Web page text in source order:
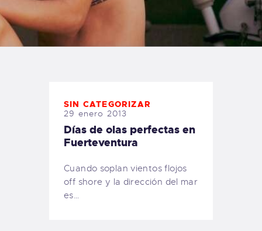
TIENDA FAMILY SURFERS
WEBCAM SALINAS
SIN CATEGORIZAR
29 enero 2013
Días de olas perfectas en
Fuerteventura
Cuando soplan vientos flojos
off shore y la dirección del mar
es…